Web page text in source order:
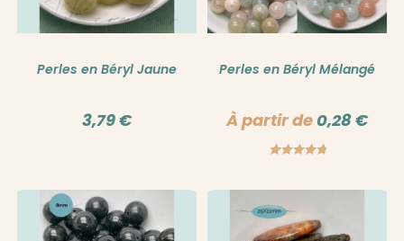
Perles en Béryl Jaune
3,79€
Perles en Béryl Mélangé
À partir de 0,28€